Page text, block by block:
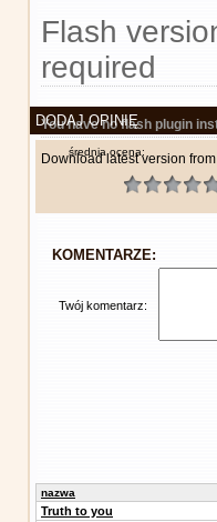
Flash
required
You have no flash plugin
Download latest version from
DODAJ OPINIĘ
średnia ocena:
KOMENTARZE:
Twój komentarz:
nazwa
Truth to you